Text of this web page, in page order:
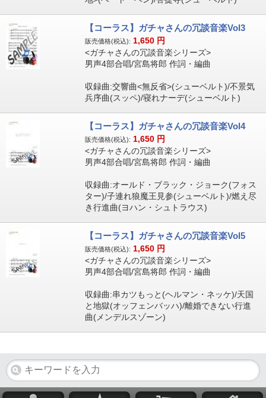
【コーラス】ガチャさんの冗談音楽Vol3
販売価格(税込): 1,650 円
<ガチャさんの冗談音楽シリーズ>
男声4部合唱/宮島将郎 作詞・編曲
収録曲:交響曲<無反省>(シューベルト)/不景気
兵序曲(スッペ)/寝れナーデ(シューベルト)
【コーラス】ガチャさんの冗談音楽Vol4
販売価格(税込): 1,650 円
<ガチャさんの冗談音楽シリーズ>
男声4部合唱/宮島将郎 作詞・編曲
収録曲:オールド・ブラック・ジョーク(フォス
ター)/子連れ狼魔王見参(シューベルト)/燃え尽
き行進曲(ヨハン・シュトラウス)
【コーラス】ガチャさんの冗談音楽Vol5
販売価格(税込): 1,650 円
<ガチャさんの冗談音楽シリーズ>
男声4部合唱/宮島将郎 作詞・編曲
収録曲:串カツもっと(ヘルマン・ネッケ)/天国
と地獄(オッフェンバッハ)/離婚できない行進
曲(メンデルスゾーン)